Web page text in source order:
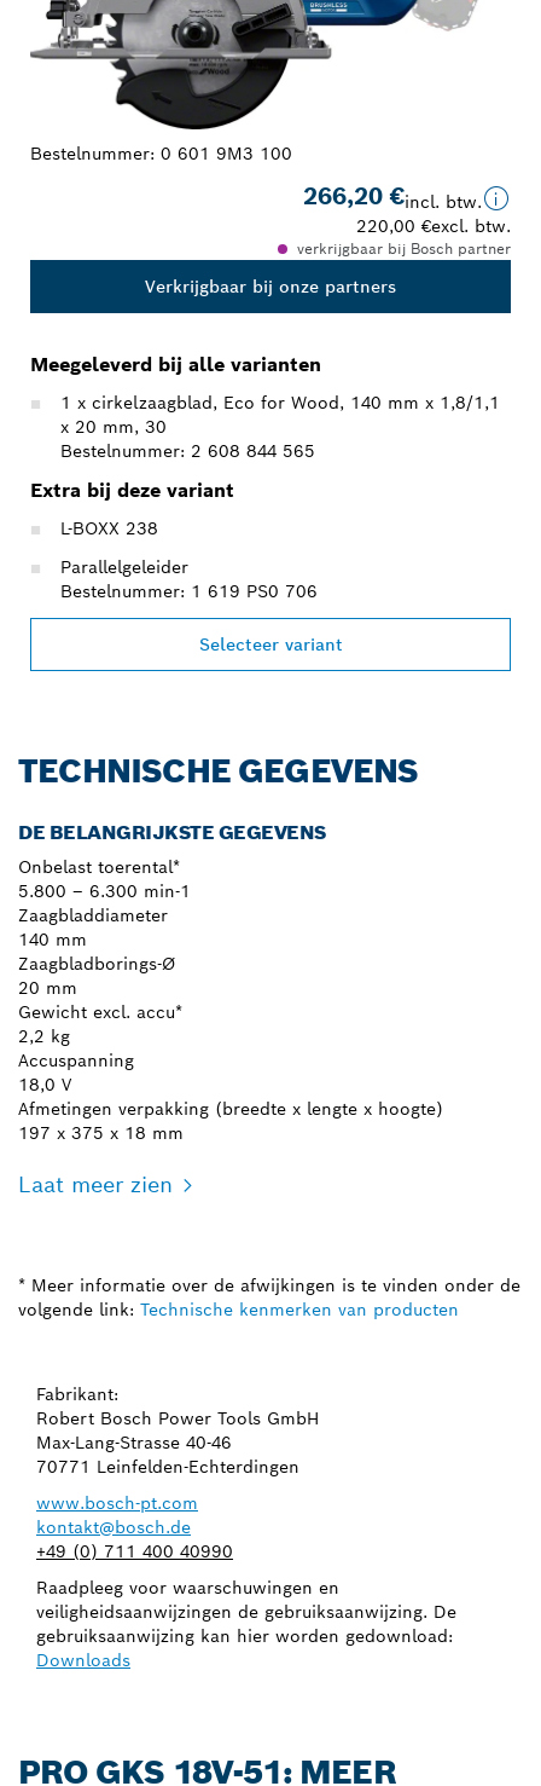
Bestelnummer: 0 601 9M3 100
266,20 €incl. btw.
220,00 €excl. btw.
verkrijgbaar bij Bosch partner
Verkrijgbaar bij onze partners
Meegeleverd bij alle varianten
1 x cirkelzaagblad, Eco for Wood, 140 mm x 1,8/1,1
x 20 mm, 30
Bestelnummer: 2 608 844 565
Extra bij deze variant
L-BOXX 238
Parallelgeleider
Bestelnummer: 1 619 PS0 706
Selecteer variant
TECHNISCHE GEGEVENS
DE BELANGRIJKSTE GEGEVENS
Onbelast toerental*
5.800 – 6.300 min-1
Zaagbladdiameter
140 mm
Zaagbladborings-Ø
20 mm
Gewicht excl. accu*
2,2 kg
Accuspanning
18,0 V
Afmetingen verpakking (breedte x lengte x hoogte)
197 x 375 x 18 mm
Laat meer zien
* Meer informatie over de afwijkingen is te vinden onder de
volgende link: Technische kenmerken van producten
Fabrikant:
Robert Bosch Power Tools GmbH
Max-Lang-Strasse 40-46
70771 Leinfelden-Echterdingen
www.bosch-pt.com
kontakt@bosch.de
+49 (0) 711 400 40990
Raadpleeg voor waarschuwingen en
veiligheidsaanwijzingen de gebruiksaanwijzing. De
gebruiksaanwijzing kan hier worden gedownload:
Downloads
PRO GKS 18V-51: MEER